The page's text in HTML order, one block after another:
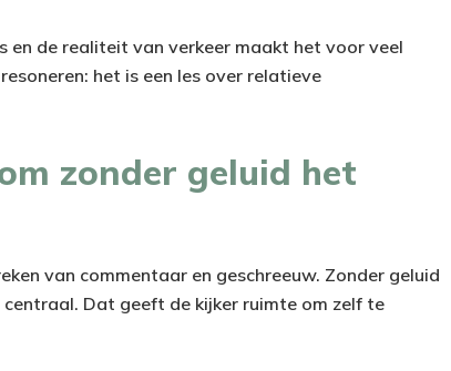
de realiteit van verkeer maakt het voor veel
het is een les over relatieve
zonder geluid het
van commentaar en geschreeuw. Zonder geluid
Dat geeft de kijker ruimte om zelf te